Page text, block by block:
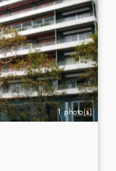
1 photo(s)